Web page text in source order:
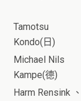
Tamotsu
Kondo(日)
Michael Nils
Kampe(德)
Harm Rensink 、